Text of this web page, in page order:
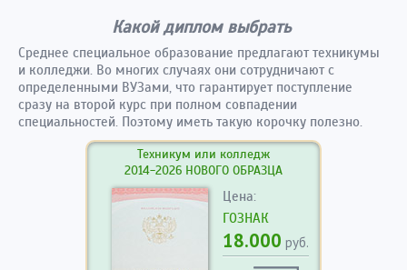
Какой диплом выбрать
Среднее специальное образование предлагают техникумы
и колледжи. Во многих случаях они сотрудничают с
определенными ВУЗами, что гарантирует поступление
сразу на второй курс при полном совпадении
специальностей. Поэтому иметь такую корочку полезно.
Техникум или колледж
2014-2026 НОВОГО ОБРАЗЦА
Цена:
ГОЗНАК
18.000 руб.